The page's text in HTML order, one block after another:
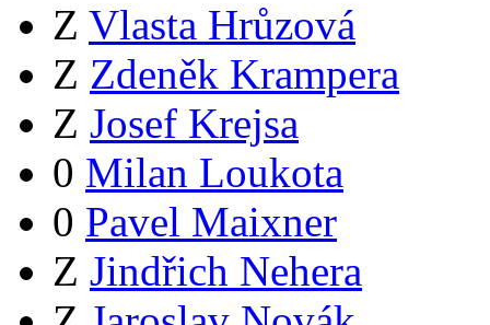
Z Vlasta Hrůzová
Z Zdeněk Krampera
Z Josef Krejsa
0 Milan Loukota
0 Pavel Maixner
Z Jindřich Nehera